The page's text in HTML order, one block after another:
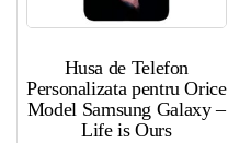
Husa de Telefon
Personalizata pentru Orice
Model Samsung Galaxy –
Life is Ours